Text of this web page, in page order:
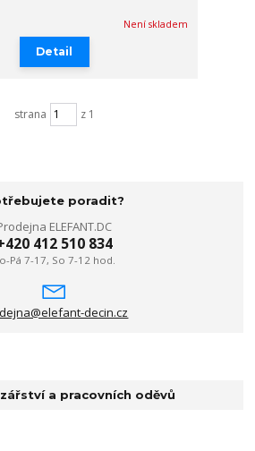
Není skladem
Detail
strana z 1
poradit?
ELEFANT.DC
412 510 834
Pá 7-17, So 7-12 hod.
decin.cz
a pracovních oděvů